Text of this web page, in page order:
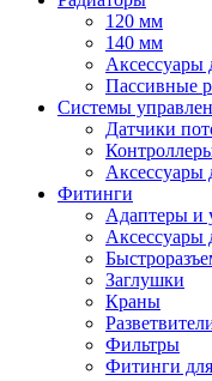
120 мм
140 мм
Аксессуары
Пассивные
Системы
Датчики
Аксессуары
Фитинги
Адаптеры и
Аксессуары
Заглушки
Краны
Фильтры
Фитинги